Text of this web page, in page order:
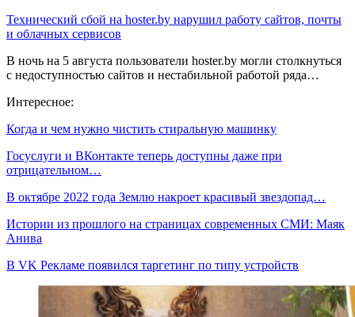
Технический сбой на hoster.by нарушил работу сайтов, почты
и облачных сервисов
В ночь на 5 августа пользователи hoster.by могли столкнуться
с недоступностью сайтов и нестабильной работой ряда…
Интересное:
Когда и чем нужно чистить стиральную машинку
Госуслуги и ВКонтакте теперь доступны даже при
отрицательном…
В октябре 2022 года Землю накроет красивый звездопад…
Истории из прошлого на страницах современных СМИ: Маяк
Анива
В VK Рекламе появился таргетинг по типу устройств